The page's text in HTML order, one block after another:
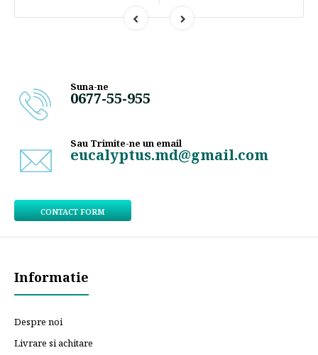
Suna-ne
0677-55-955
Sau Trimite-ne un email
eucalyptus.md@gmail.com
CONTACT FORM
Informatie
Despre noi
Livrare si achitare